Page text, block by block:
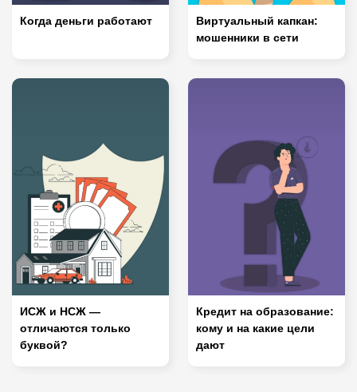
Когда деньги работают
Виртуальный капкан:
мошенники в сети
ИСЖ и НСЖ —
отличаются только
буквой?
Кредит на образование:
кому и на какие цели
дают